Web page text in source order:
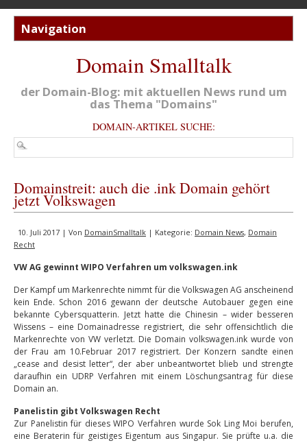
Domain Smalltalk
der Domain-Blog: mit aktuellen News rund um
das Thema "Domains"
DOMAIN-ARTIKEL SUCHE:
Domainstreit: auch die .ink Domain gehört
jetzt Volkswagen
10. Juli 2017 | Von DomainSmalltalk | Kategorie: Domain News, Domain
Recht
VW AG gewinnt WIPO Verfahren um volkswagen.ink
Der Kampf um Markenrechte nimmt für die Volkswagen AG anscheinend
kein Ende. Schon 2016 gewann der deutsche Autobauer gegen eine
bekannte Cybersquatterin. Jetzt hatte die Chinesin – wider besseren
Wissens – eine Domainadresse registriert, die sehr offensichtlich die
Markenrechte von VW verletzt. Die Domain volkswagen.ink wurde von
der Frau am 10.Februar 2017 registriert. Der Konzern sandte einen
„cease and desist letter“, der aber unbeantwortet blieb und strengte
daraufhin ein UDRP Verfahren mit einem Löschungsantrag für diese
Domain an.
Panelistin gibt Volkswagen Recht
Zur Panelistin für dieses WIPO Verfahren wurde Sok Ling Moi berufen,
eine Beraterin für geistiges Eigentum aus Singapur. Sie prüfte u.a. die